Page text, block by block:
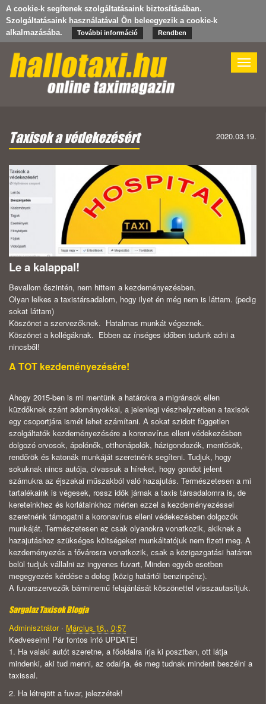
A cookie-k segítenek szolgáltatásaink biztosításában.
Szolgáltatásaink használatával Ön beleegyezik a cookie-k
alkalmazásába.
További információ Rendben
Toggle
Taxisok a védekezésért 2020.03.19.
Le a kalappal!
Bevallom őszintén, nem hittem a kezdeményezésben.
Olyan lelkes a taxistársadalom, hogy ilyet én még nem is láttam. (pedig
sokat láttam)
Köszönet a szervezőknek. Hatalmas munkát végeznek.
Köszönet a kollégáknak. Ebben az ínséges időben tudunk adni a
nincsből!
A TOT kezdeményezésére!
Ahogy 2015-ben is mi mentünk a határokra a migránsok ellen
küzdőknek szánt adományokkal, a jelenlegi vészhelyzetben a taxisok
egy csoportjára ismét lehet számítani. A sokat szidott független
szolgáltatók kezdeményezésére a koronavírus elleni védekezésben
dolgozó orvosok, ápolónők, otthonápolók, házigondozók, mentősök,
rendőrök és katonák munkáját szeretnénk segíteni. Tudjuk, hogy
sokuknak nincs autója, olvassuk a híreket, hogy gondot jelent
számukra az éjszakai műszakból való hazajutás. Természetesen a mi
tartalékaink is végesek, rossz idők járnak a taxis társadalomra is, de
kereteinkhez és korlátainkhoz mérten ezzel a kezdeményezéssel
szeretnénk támogatni a koronavírus elleni védekezésben dolgozók
munkáját. Természetesen ez csak olyanokra vonatkozik, akiknek a
hazajutáshoz szükséges költségeket munkáltatójuk nem fizeti meg. A
kezdeményezés a fővárosra vonatkozik, csak a közigazgatási határon
belül tudjuk vállalni az ingyenes fuvart, Minden egyéb esetben
megegyezés kérdése a dolog (közig határtól benzinpénz).
A fuvarszervezők bárminemű felajánlását köszönettel visszautasítjuk.
Sargalaz Taxisok Blogja
Adminisztrátor· Március 16., 0:57
Kedveseim! Pár fontos infó UPDATE!
1. Ha valaki autót szeretne, a főoldalra írja ki posztban, ott látja
mindenki, aki tud menni, az odaírja, és meg tudnak mindent beszélni a
taxissal.
2. Ha létrejött a fuvar, jelezzétek!